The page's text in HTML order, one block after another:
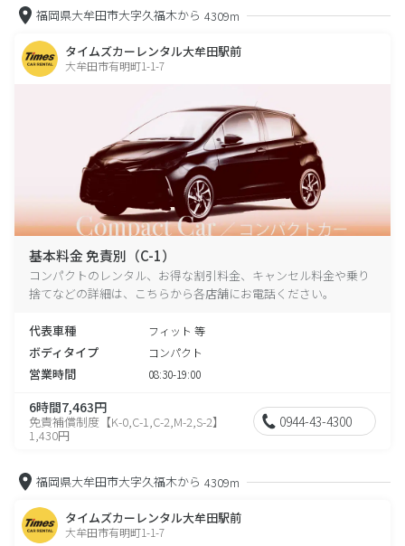
福岡県大牟田市大字久福木から 4309m
タイムズカーレンタル大牟田駅前
大牟田市有明町1-1-7
基本料金 免責別（C-1）
コンパクトのレンタル、お得な割引料金、キャンセル料金や乗り
捨てなどの詳細は、こちらから各店舗にお電話ください。
代表車種 フィット 等
ボディタイプ コンパクト
営業時間 08:30-19:00
6時間7,463円
免責補償制度【K-0,C-1,C-2,M-2,S-2】
1,430円
0944-43-4300
福岡県大牟田市大字久福木から 4309m
タイムズカーレンタル大牟田駅前
大牟田市有明町1-1-7